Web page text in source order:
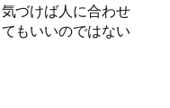
づけば人に合わせ
もいいのではない